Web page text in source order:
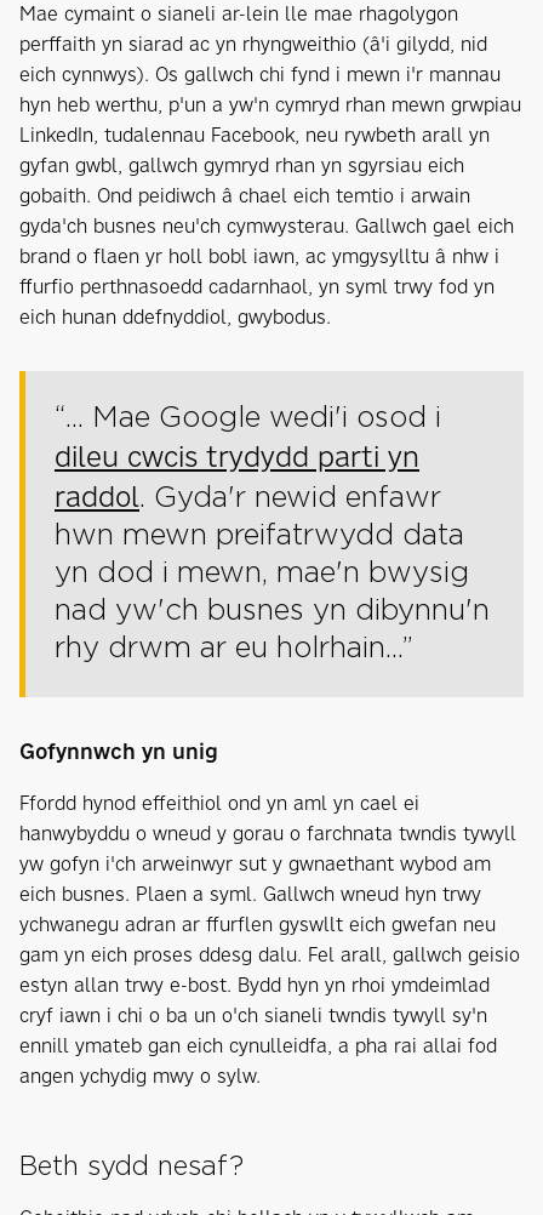
Mae cymaint o sianeli ar-lein lle mae rhagolygon
perffaith yn siarad ac yn rhyngweithio (â'i gilydd, nid
eich cynnwys). Os gallwch chi fynd i mewn i'r mannau
hyn heb werthu, p'un a yw'n cymryd rhan mewn grwpiau
LinkedIn, tudalennau Facebook, neu rywbeth arall yn
gyfan gwbl, gallwch gymryd rhan yn sgyrsiau eich
gobaith. Ond peidiwch â chael eich temtio i arwain
gyda'ch busnes neu'ch cymwysterau. Gallwch gael eich
brand o flaen yr holl bobl iawn, ac ymgysylltu â nhw i
ffurfio perthnasoedd cadarnhaol, yn syml trwy fod yn
eich hunan ddefnyddiol, gwybodus.
“... Mae Google wedi'i osod i
dileu cwcis trydydd parti yn
raddol. Gyda'r newid enfawr
hwn mewn preifatrwydd data
yn dod i mewn, mae'n bwysig
nad yw'ch busnes yn dibynnu'n
rhy drwm ar eu holrhain...”
Gofynnwch yn unig
Ffordd hynod effeithiol ond yn aml yn cael ei
hanwybyddu o wneud y gorau o farchnata twndis tywyll
yw gofyn i'ch arweinwyr sut y gwnaethant wybod am
eich busnes. Plaen a syml. Gallwch wneud hyn trwy
ychwanegu adran ar ffurflen gyswllt eich gwefan neu
gam yn eich proses ddesg dalu. Fel arall, gallwch geisio
estyn allan trwy e-bost. Bydd hyn yn rhoi ymdeimlad
cryf iawn i chi o ba un o'ch sianeli twndis tywyll sy'n
ennill ymateb gan eich cynulleidfa, a pha rai allai fod
angen ychydig mwy o sylw.
Beth sydd nesaf?